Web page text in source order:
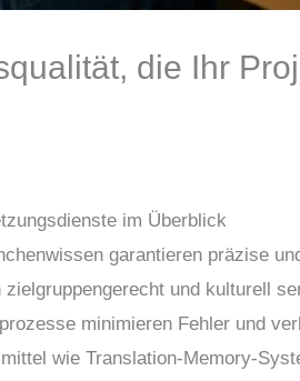
die Ihr
im Überblick
garantieren präzise
und kulturell
minimieren Fehler und
wie Translation-Memory-